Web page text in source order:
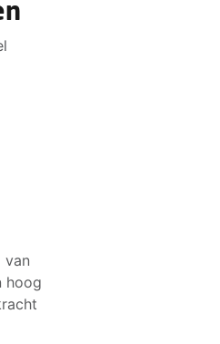
van
hoog